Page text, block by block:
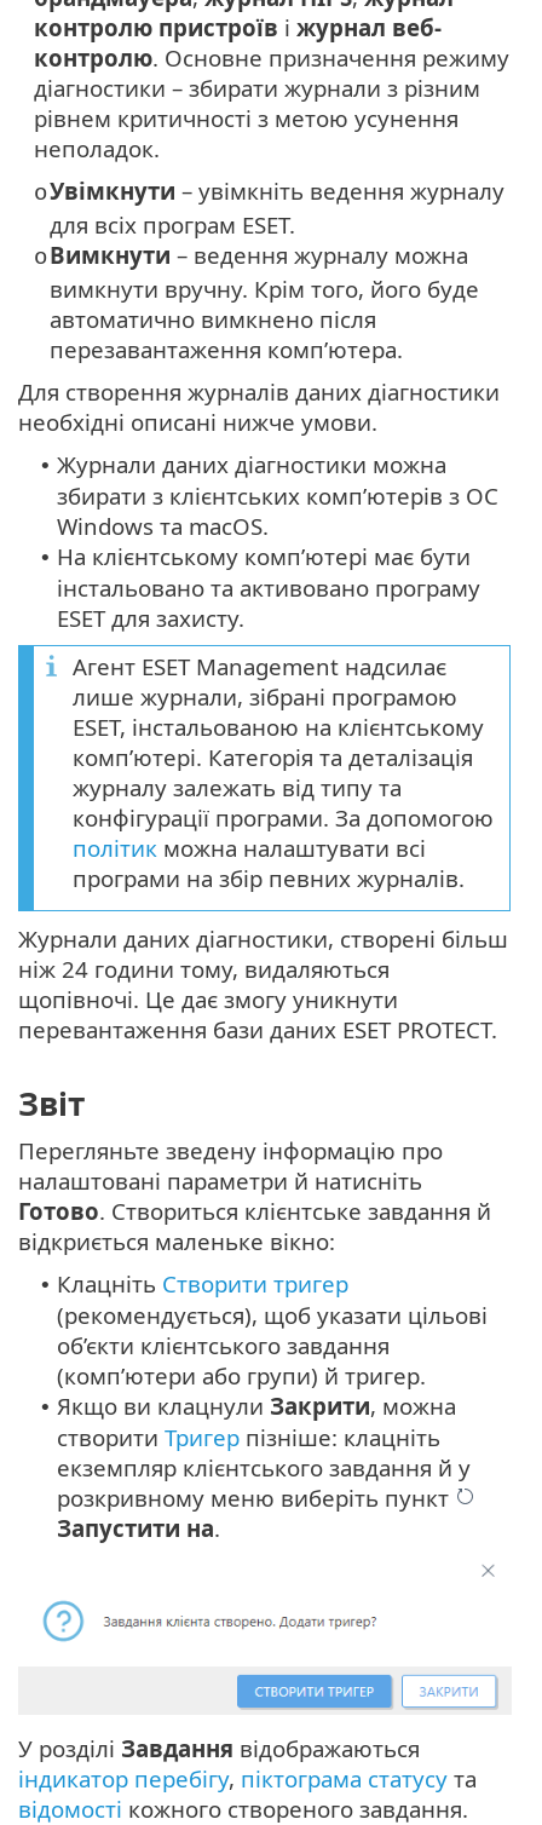
контролю пристроїв і журнал веб-
контролю. Основне призначення режиму
діагностики – збирати журнали з різним
рівнем критичності з метою усунення
неполадок.
oУвімкнути – увімкніть ведення журналу
для всіх програм ESET.
oВимкнути – ведення журналу можна
вимкнути вручну. Крім того, його буде
автоматично вимкнено після
перезавантаження комп’ютера.
Для створення журналів даних діагностики
необхідні описані нижче умови.
• Журнали даних діагностики можна
збирати з клієнтських комп’ютерів з ОС
Windows та macOS.
• На клієнтському комп’ютері має бути
інстальовано та активовано програму
ESET для захисту.
Агент ESET Management надсилає
лише журнали, зібрані програмою
ESET, інстальованою на клієнтському
комп’ютері. Категорія та деталізація
журналу залежать від типу та
конфігурації програми. За допомогою
політик можна налаштувати всі
програми на збір певних журналів.
Журнали даних діагностики, створені більш
ніж 24 години тому, видаляються
щопівночі. Це дає змогу уникнути
перевантаження бази даних ESET PROTECT.
Звіт
Перегляньте зведену інформацію про
налаштовані параметри й натисніть
Готово. Створиться клієнтське завдання й
відкриється маленьке вікно:
• Клацніть Створити тригер
(рекомендується), щоб указати цільові
об’єкти клієнтського завдання
(комп’ютери або групи) й тригер.
• Якщо ви клацнули Закрити, можна
створити Тригер пізніше: клацніть
екземпляр клієнтського завдання й у
розкривному меню виберіть пункт
Запустити на.
У розділі Завдання відображаються
індикатор перебігу, піктограма статусу та
відомості кожного створеного завдання.